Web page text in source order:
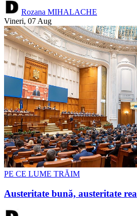
Rozana MIHALACHE
Vineri, 07 Aug
PE CE LUME TRĂIM
Austeritate bună, austeritate rea